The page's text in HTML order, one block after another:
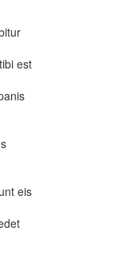
est
eis